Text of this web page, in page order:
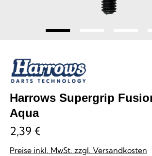
Harrows Supergrip
Aqua
2,39 €
Preise inkl. MwSt. zzgl. Versandkosten